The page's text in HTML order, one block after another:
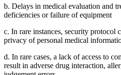
b. Delays in medical evaluation and
deficiencies or failure of equipment
c. In rare instances, security protocol
privacy of personal medical
d. In rare cases, a lack of access to
result in adverse drug interaction,